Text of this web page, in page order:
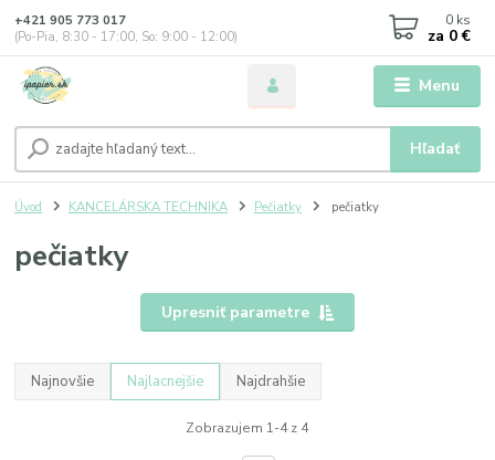
Menu
Hľadať
+421 905 773 017
(Po-Pia, 8:30 - 17:00, So: 9:00 - 12:00)
0 ks
za 0 €
Úvod KANCELÁRSKA TECHNIKA Pečiatky pečiatky
pečiatky
Upresniť parametre
Najnovšie Najlacnejšie Najdrahšie
Zobrazujem 1-4 z 4